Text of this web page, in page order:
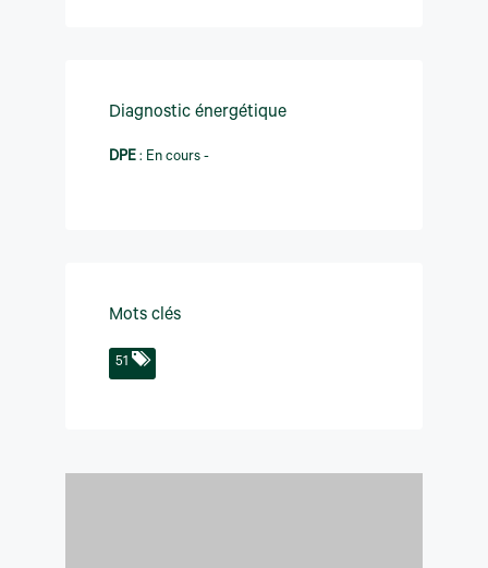
Diagnostic énergétique
DPE : En cours -
Mots clés
51